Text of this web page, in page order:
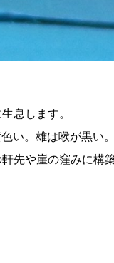
息します。
い。雄は喉が黒い。
先や崖の窪みに構